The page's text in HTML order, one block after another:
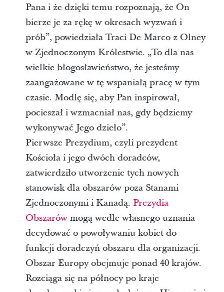
Pana i że dzięki temu rozpoznają, że On
bierze je za rękę w okresach wyzwań i
prób”, powiedziała Traci De Marco z Olney
w Zjednoczonym Królestwie. „To dla nas
wielkie błogosławieństwo, że jesteśmy
zaangażowane w tę wspaniałą pracę w tym
czasie. Modlę się, aby Pan inspirował,
pocieszał i wzmacniał nas, gdy będziemy
wykonywać Jego dzieło”.
Pierwsze Prezydium, czyli prezydent
Kościoła i jego dwóch doradców,
zatwierdziło utworzenie tych nowych
stanowisk dla obszarów poza Stanami
Zjednoczonymi i Kanadą. Prezydia
Obszarówmogą wedle własnego uznania
decydować o powoływaniu kobiet do
funkcji doradczyń obszaru dla organizacji.
Obszar Europy obejmuje ponad 40 krajów.
Rozciąga się na północy po kraje